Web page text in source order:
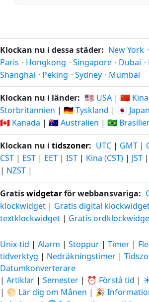
Klockan nu i dessa städer: New York ·
Paris · Hongkong · Singapore · Dubai ·
Shanghai · Peking · Sydney · Mumbai
Klockan nu i länder: 🇺🇸 USA | 🇨🇳 Kina
Storbritannien | 🇩🇪 Tyskland | 🇯🇵 Japan
🇨🇦 Kanada | 🇦🇺 Australien | 🇧🇷
Klockan nu i tidszoner: UTC | GMT |
CST | EST | EET | IST | Kina (CST) | JST |
| NZST |
Gratiswidgetarför webbansvariga:
klockwidget | Gratis digital
textklockwidget | Gratis
Unix-tid | Alarm | Stoppur | Timer |
tidverktyg | Nedräkningstimer |
Datumkonverterare
| Artiklar | Semester | ⏰ Förstå tid |
| 🌕 Lär dig om Månen | 🎉